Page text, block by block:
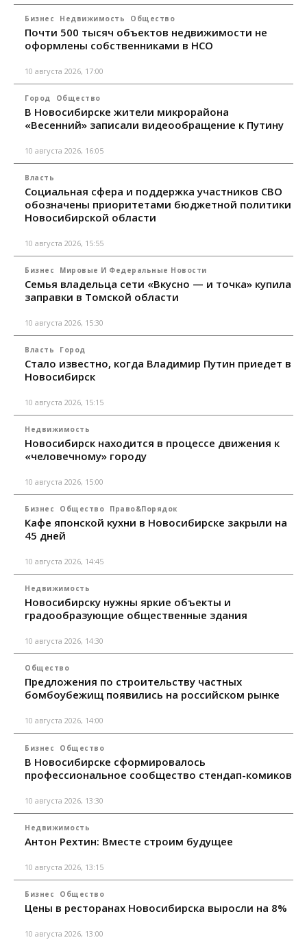
Бизнес Недвижимость Общество
Почти 500 тысяч объектов недвижимости не
оформлены собственниками в НСО
10 августа 2026, 17:00
Город Общество
В Новосибирске жители микрорайона
«Весенний» записали видеообращение к Путину
10 августа 2026, 16:05
Власть
Социальная сфера и поддержка участников СВО
обозначены приоритетами бюджетной политики
Новосибирской области
10 августа 2026, 15:55
Бизнес Мировые И Федеральные Новости
Семья владельца сети «Вкусно — и точка» купила
заправки в Томской области
10 августа 2026, 15:30
Власть Город
Стало известно, когда Владимир Путин приедет в
Новосибирск
10 августа 2026, 15:15
Недвижимость
Новосибирск находится в процессе движения к
«человечному» городу
10 августа 2026, 15:00
Бизнес Общество Право&Порядок
Кафе японской кухни в Новосибирске закрыли на
45 дней
10 августа 2026, 14:45
Недвижимость
Новосибирску нужны яркие объекты и
градообразующие общественные здания
10 августа 2026, 14:30
Общество
Предложения по строительству частных
бомбоубежищ появились на российском рынке
10 августа 2026, 14:00
Бизнес Общество
В Новосибирске сформировалось
профессиональное сообщество стендап-комиков
10 августа 2026, 13:30
Недвижимость
Антон Рехтин: Вместе строим будущее
10 августа 2026, 13:15
Бизнес Общество
Цены в ресторанах Новосибирска выросли на 8%
10 августа 2026, 13:00